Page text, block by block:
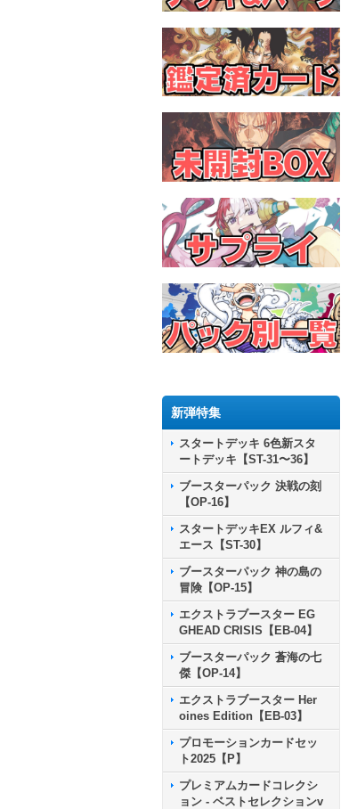
新弾特集
スタートデッキ 6色新スタ
ートデッキ【ST-31〜36】
ブースターパック 決戦の刻
【OP-16】
スタートデッキEX ルフィ&
エース【ST-30】
ブースターパック 神の島の
冒険【OP-15】
エクストラブースター EG
GHEAD CRISIS【EB-04】
ブースターパック 蒼海の七
傑【OP-14】
エクストラブースター Her
oines Edition【EB-03】
プロモーションカードセッ
ト2025【P】
プレミアムカードコレクシ
ョン - ベストセレクションv